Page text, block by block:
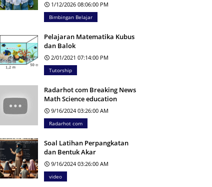
1/12/2026 08:06:00 PM
Bimbingan Belajar
Pelajaran Matematika Kubus
dan Balok
2/01/2021 07:14:00 PM
Tutorship
Radarhot com Breaking News
Math Science education
9/16/2024 03:26:00 AM
Radarhot com
Soal Latihan Perpangkatan
dan Bentuk Akar
9/16/2024 03:26:00 AM
video